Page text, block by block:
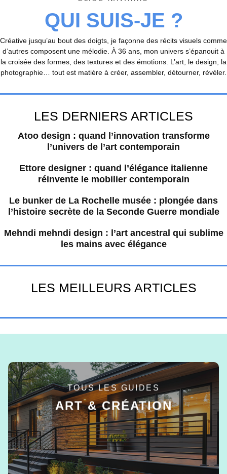
QUI SUIS-JE ?
Créative jusqu’au bout des doigts, je façonne des récits visuels comme
d’autres composent une mélodie. À 36 ans, mon univers s’épanouit à
la croisée des formes, des textures et des émotions. L’art, le design, la
photographie… tout est matière à créer, assembler, détourner, révéler.
LES DERNIERS ARTICLES
Atoo design : quand l’innovation transforme
l’univers de l’art contemporain
Ettore designer : quand l’élégance italienne
réinvente le mobilier contemporain
Le bunker de La Rochelle musée : plongée dans
l’histoire secrète de la Seconde Guerre mondiale
Mehndi mehndi design : l’art ancestral qui sublime
les mains avec élégance
LES MEILLEURS ARTICLES
TOUS LES GUIDES
ART & CRÉATION
EN SAVOIR +